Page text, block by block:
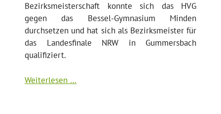
Bezirksmeisterschaft konnte sich das HVG
gegen das Bessel-Gymnasium Minden
durchsetzen und hat sich als Bezirksmeister für
das Landesfinale NRW in Gummersbach
qualifiziert.
Weiterlesen …